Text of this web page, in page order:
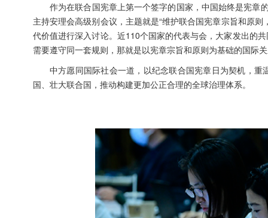
作为在联合国宪章上第一个签字的国家，中国始终是宪章
主持安理会高级别会议，主题就是“维护联合国宪章宗旨和原
代价值进行深入讨论。近110个国家的代表与会，大家发出的
需要遵守同一套规则，那就是以宪章宗旨和原则为基础的国际
中方愿同国际社会一道，以纪念联合国宪章日为契机，
国、壮大联合国，推动构建更加公正合理的全球治理体系。